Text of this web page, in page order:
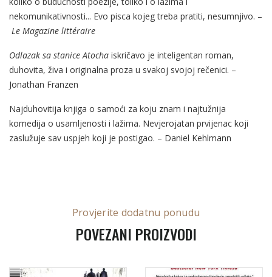
nekomunikativnosti... Evo pisca kojeg treba pratiti, nesumnjivo. –
Le Magazine littéraire
Odlazak sa stanice Atocha iskričavo je inteligentan roman,
duhovita, živa i originalna proza u svakoj svojoj rečenici. –
Jonathan Franzen
Najduhovitija knjiga o samoći za koju znam i najtužnija
komedija o usamljenosti i lažima. Nevjerojatan prvijenac koji
zaslužuje sav uspjeh koji je postigao. – Daniel Kehlmann
Provjerite dodatnu ponudu
POVEZANI PROIZVODI